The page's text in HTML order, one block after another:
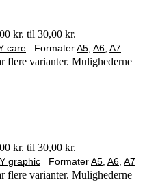
kr. til 30,00 kr.
care FormaterA5 A6 A7
flere varianter. Mulighederne
kr. til 30,00 kr.
graphic FormaterA5, A6, A7
flere varianter. Mulighederne